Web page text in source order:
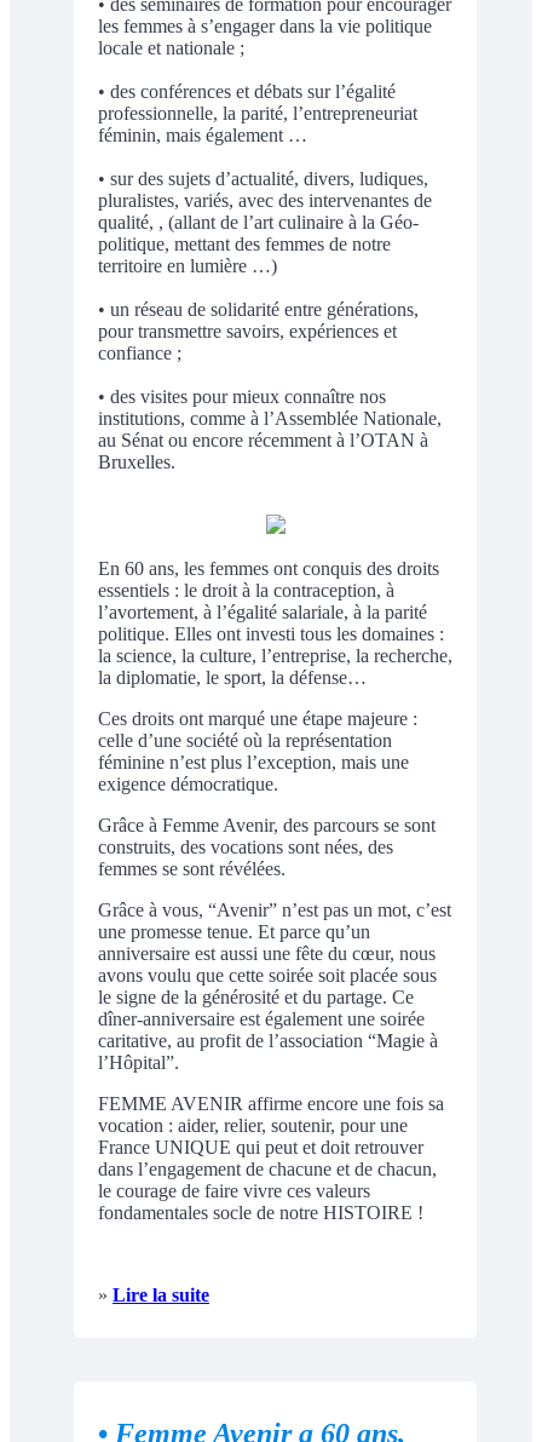
les femmes à s’engager dans la vie politique
locale et nationale ;
• des conférences et débats sur l’égalité
professionnelle, la parité, l’entrepreneuriat
féminin, mais également …
• sur des sujets d’actualité, divers, ludiques,
pluralistes, variés, avec des intervenantes de
qualité, , (allant de l’art culinaire à la Géo-
politique, mettant des femmes de notre
territoire en lumière …)
• un réseau de solidarité entre générations,
pour transmettre savoirs, expériences et
confiance ;
• des visites pour mieux connaître nos
institutions, comme à l’Assemblée Nationale,
au Sénat ou encore récemment à l’OTAN à
Bruxelles.
En 60 ans, les femmes ont conquis des droits
essentiels : le droit à la contraception, à
l’avortement, à l’égalité salariale, à la parité
politique. Elles ont investi tous les domaines :
la science, la culture, l’entreprise, la recherche,
la diplomatie, le sport, la défense…
Ces droits ont marqué une étape majeure :
celle d’une société où la représentation
féminine n’est plus l’exception, mais une
exigence démocratique.
Grâce à Femme Avenir, des parcours se sont
construits, des vocations sont nées, des
femmes se sont révélées.
Grâce à vous, “Avenir” n’est pas un mot, c’est
une promesse tenue. Et parce qu’un
anniversaire est aussi une fête du cœur, nous
avons voulu que cette soirée soit placée sous
le signe de la générosité et du partage. Ce
dîner-anniversaire est également une soirée
caritative, au profit de l’association “Magie à
l’Hôpital”.
FEMME AVENIR affirme encore une fois sa
vocation : aider, relier, soutenir, pour une
France UNIQUE qui peut et doit retrouver
dans l’engagement de chacune et de chacun,
le courage de faire vivre ces valeurs
fondamentales socle de notre HISTOIRE !
» Lire la suite
• Femme Avenir a 60 ans,